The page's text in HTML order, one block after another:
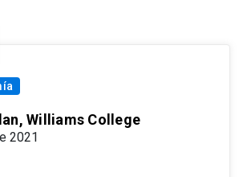
Williams College
2021